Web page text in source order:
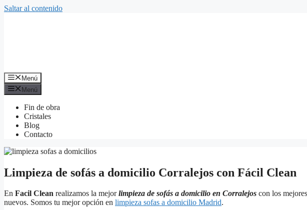
Saltar al contenido
Menú
Menú
Fin de obra
Cristales
Blog
Contacto
Limpieza de sofás a domicilio Corralejos con Fácil Clean
En Facil Clean realizamos la mejorlimpieza de sofás a domicilio en Corralejos con los
nuevos. Somos tu mejor opción en limpieza sofas a domicilio Madrid.